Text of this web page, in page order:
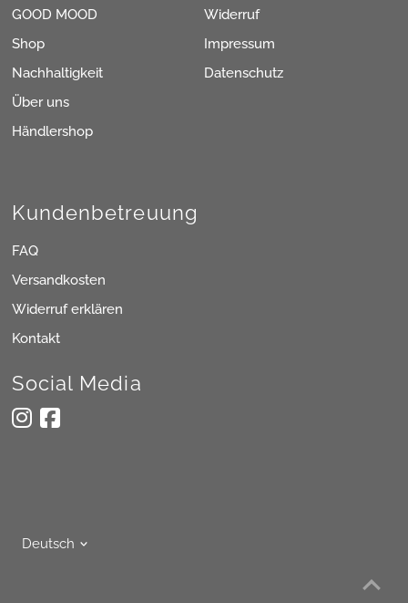
GOOD MOOD
Shop
Nachhaltigkeit
Über uns
Händlershop
Widerruf
Impressum
Datenschutz
Kundenbetreuung
FAQ
Versandkosten
Widerruf erklären
Kontakt
Social Media
Deutsch